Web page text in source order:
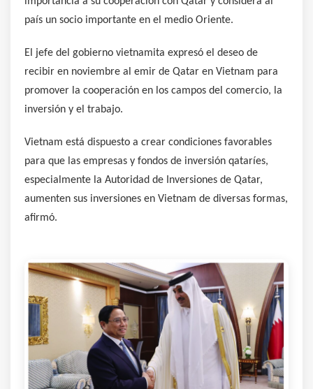
país un socio importante en el medio Oriente.
El jefe del gobierno vietnamita expresó el deseo de
recibir en noviembre al emir de Qatar en Vietnam para
promover la cooperación en los campos del comercio, la
inversión y el trabajo.
Vietnam está dispuesto a crear condiciones favorables
para que las empresas y fondos de inversión qataríes,
especialmente la Autoridad de Inversiones de Qatar,
aumenten sus inversiones en Vietnam de diversas formas,
afirmó.